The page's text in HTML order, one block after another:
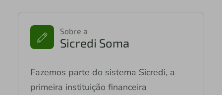
Sobre a
Sicredi Soma
Fazemos parte do sistema Sicredi, a
primeira instituição financeira